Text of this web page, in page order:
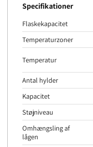
Specifikationer
Flaskekapacitet
Temperaturzoner
Temperatur
Antal hylder
Kapacitet
Støjniveau
Omhængsling af
lågen